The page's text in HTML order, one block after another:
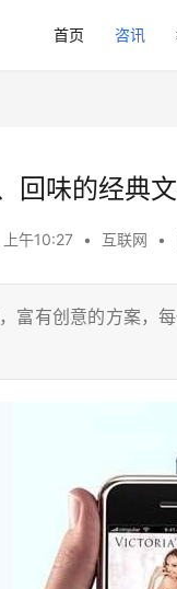
首页 咨讯
回味的经典
午10:27 • 互联网 •
富有创意的方案，